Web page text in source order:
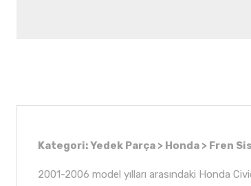
Kategori: Yedek Parça > Honda > Fren
2001-2006 model yılları arasındaki Honda